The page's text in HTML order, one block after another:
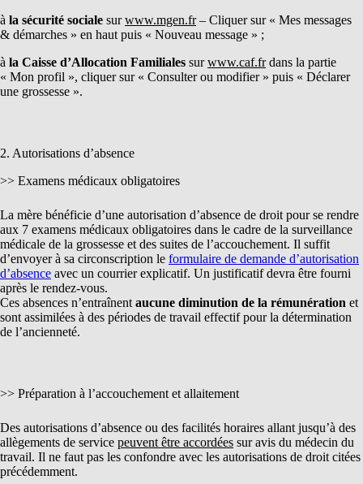
à la sécurité sociale surwww.mgen.fr– Cliquer sur « Mes messages
& démarches » en haut puis « Nouveau message » ;
à la Caisse d’Allocation Familiales surwww.caf.frdans la partie
« Mon profil », cliquer sur « Consulter ou modifier » puis « Déclarer
une grossesse ».
2. Autorisations d’absence
>> Examens médicaux obligatoires
La mère bénéficie d’une autorisation d’absence de droit pour se rendre
aux 7 examens médicaux obligatoires dans le cadre de la surveillance
médicale de la grossesse et des suites de l’accouchement. Il suffit
d’envoyer à sa circonscription le formulaire de demande d’autorisation
d’absence avec un courrier explicatif. Un justificatif devra être fourni
après le rendez-vous.
Ces absences n’entraînent aucune diminution de la rémunération et
sont assimilées à des périodes de travail effectif pour la détermination
de l’ancienneté.
>> Préparation à l’accouchement et allaitement
Des autorisations d’absence ou des facilités horaires allant jusqu’à des
allègements de service peuvent être accordées sur avis du médecin du
travail. Il ne faut pas les confondre avec les autorisations de droit citées
précédemment.